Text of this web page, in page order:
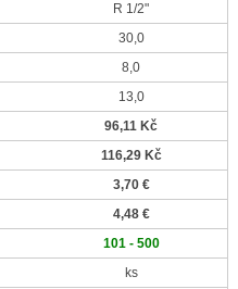
R 1/2"
30,0
8,0
13,0
96,11 Kč
116,29 Kč
3,70 €
4,48 €
101 - 500
ks